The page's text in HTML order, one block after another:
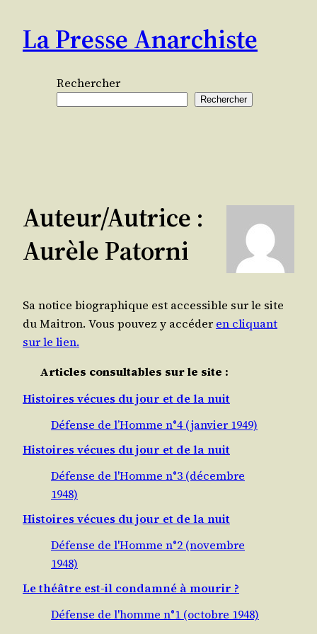
contenu
La Presse Anarchiste
Rechercher
Rechercher
Auteur/autrice :
Aurèle Patorni
Sa notice biographique est accessible sur le site
du Maitron. Vous pouvez y accéder en cliquant
sur le lien.
Articles consultables sur le site :
Histoires vécues du jour et de la nuit
Défense de l’Homme n°4 (janvier 1949)
Histoires vécues du jour et de la nuit
Défense de l'Homme n°3 (décembre
1948)
Histoires vécues du jour et de la nuit
Défense de l'Homme n°2 (novembre
1948)
Le théâtre est-il condamné à mourir ?
Défense de l'homme n°1 (octobre 1948)